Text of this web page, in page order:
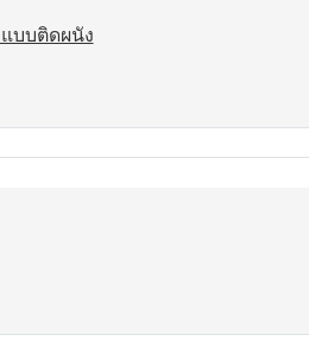
แบบติดผนัง